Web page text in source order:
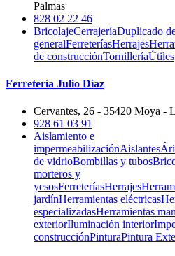
Palmas
828 02 22 46
BricolajeCerrajeríaDuplicado
generalFerreteríasHerrajes
de construcciónTornilleríaÚtiles
Ferretería Julio Díaz
Cervantes, 26 - 35420 Moya -
928 61 03 91
Aislamiento e
impermeabilizaciónAislantes
de vidrioBombillas y tubos
morteros y
yesosFerreteríasHerrajes
jardínHerramientas eléctricas
especializadasHerramientas
exteriorIluminación interior
construcciónPinturaPintura